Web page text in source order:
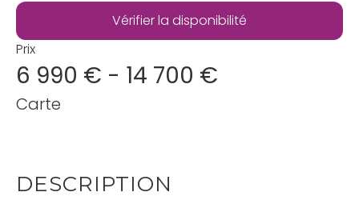
DESCRIPTION
Prix
6 990 € - 14 700 €
Carte